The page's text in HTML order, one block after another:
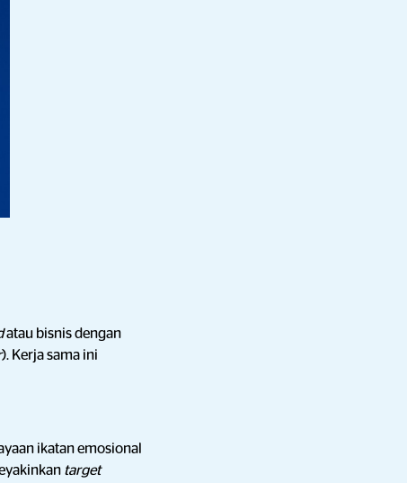
atau bisnis dengan
). Kerja sama ini
ikatan emosional
target